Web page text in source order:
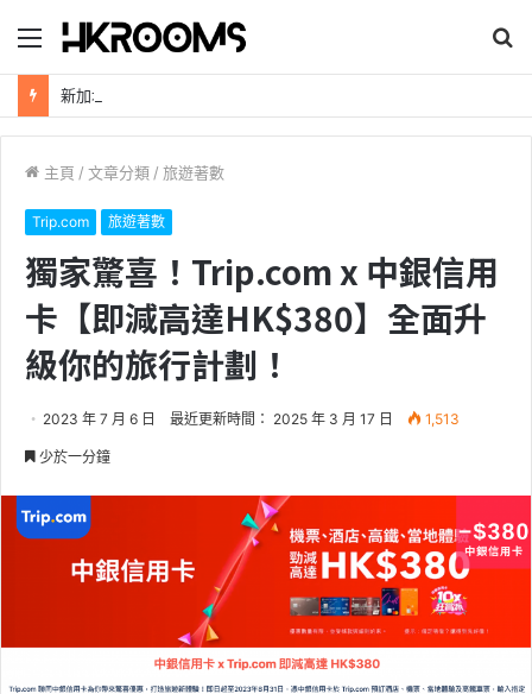
目
錄
尋
主頁 / 文章分類 / 旅遊著數
Trip.com 旅遊著數
獨家驚喜！Trip.com x 中銀信用
卡【即減高達HK$380】全面升
級你的旅行計劃！
2023 年 7 月 6 日 最近更新時間： 2025 年 3 月 17 日 1,513
少於一分鐘